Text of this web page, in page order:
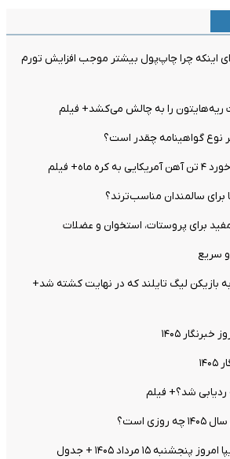
اینکه چرا چاپ‌پول بیشتر موجب افزایش تورم
ریه‌هایتون را به چالش می‌کشد+ فیلم
نوع گواهینامه چقدر است؟
ماه+ فیلم
سالمندان مناسب‌ترند؟
سریع
بازیکن لیگ تایلند که در نهایت کشته شد+
۱۴۰۵
ردیابی شد؟+ فیلم
است؟
۱۵ مرداد ۱۴۰۵ + جدول